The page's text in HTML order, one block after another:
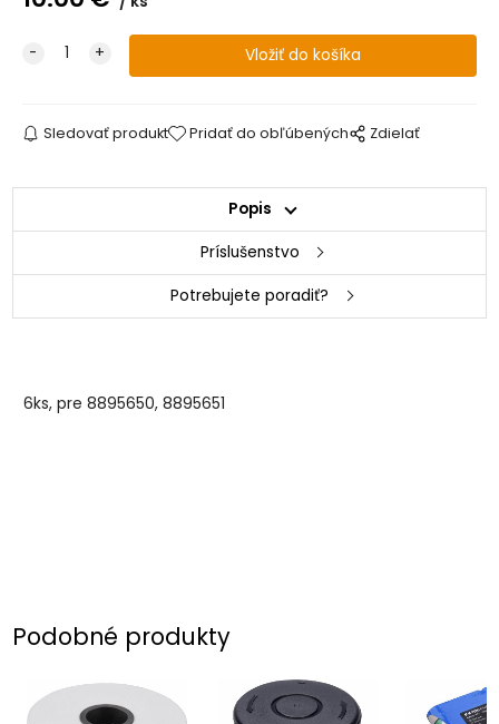
Sledovať produkt Pridať do obľúbených Zdielať
Popis
Príslušenstvo
Potrebujete poradiť?
6ks, pre 8895650, 8895651
Podobné produkty